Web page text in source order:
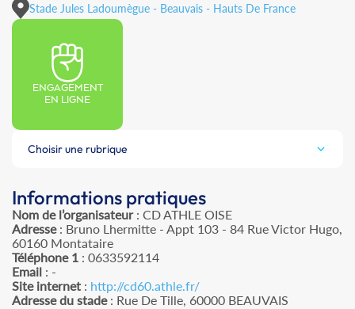
Stade Jules Ladoumègue - Beauvais - Hauts De France
ENGAGEMENT
EN LIGNE
Choisir une rubrique
Informations pratiques
Nom de l’organisateur: CD ATHLE OISE
Adresse: Bruno Lhermitte - Appt 103 - 84 Rue Victor Hugo,
60160 Montataire
Téléphone 1 : 0633592114
Email : -
Site internet : http://cd60.athle.fr/
Adresse du stade: Rue De Tille, 60000 BEAUVAIS